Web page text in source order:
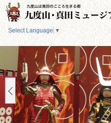
Select Language ▼